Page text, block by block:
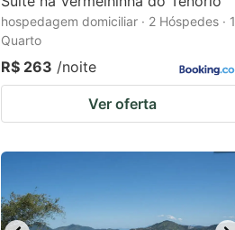
hospedagem domiciliar · 2 Hóspedes · 1
Quarto
R$ 263 /noite
Ver oferta